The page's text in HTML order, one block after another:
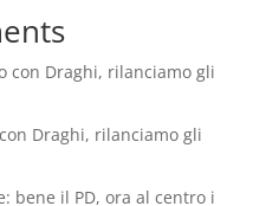
con Draghi, rilanciamo gli
Draghi, rilanciamo gli
bene il PD, ora al centro i